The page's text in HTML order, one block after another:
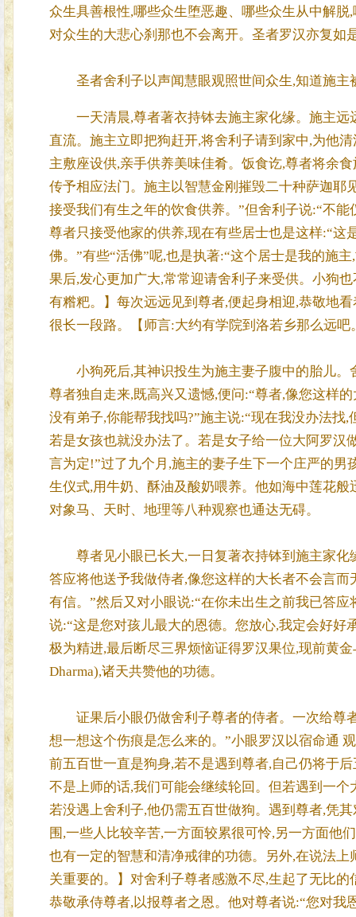
众生具善根性,哪些众生堕恶趣、哪些众生从中解
对众生的大悲心刹那也不会离开。圣者罗汉亦复如
圣者舍利子以声闻慧眼观照世间众生,知道施主
一天清晨,尊者著衣持钵去施主家化缘。施主远
直流。施主立即把狗赶开,将舍利子请到家中,为他
主敷座设供,亲手供养美味佳肴。饭食讫,尊者将余
传予相应法门。施主以智慧金刚摧毁二十种萨迦耶
接受我们有生之年的饮食供养。”但舍利子说:“不
尊者只接受他家的供养,现在有些居士也是这样:“
佛。”有些“活佛”呢,也是执著:“这个居士是我的施
果后,发心更加广大,常常迎请舍利子来受供。小狗
有糌粑。】每次远远见到尊者,便起身相迎,恭敬地
很长一段路。【师言:大约有学院到洛若乡那么远
小狗死后,其神识投生为施主妻子腹中的胎儿。
尊者独自走来,既高兴又遗憾,便问:“尊者,像您这样
没有弟子,你能帮我找吗?”施主说:“现在我没办法
若是女孩也就没办法了。若是女子给一位大阿罗汉
言为定!”过了九个月,施主的妻子生下一个庄严的
生仪式,用牛奶、酥油及酸奶喂养。他如海中莲花
对象马、天时、地理等八种观察也通达无碍。
尊者见小眼已长大,一日复著衣持钵到施主家化
答应将他送予我做侍者,像您这样的大长者不会言
有信。”然后又对小眼说:“在你未出生之前我已答
说:“这是您对孩儿最大的恩德。您放心,我定会好
极为精进,最后断尽三界烦恼证得罗汉果位,现前黄
Dharma),诸天共赞他的功德。
证果后小眼仍做舍利子尊者的侍者。一次给尊
想一想这个伤痕是怎么来的。”小眼罗汉以宿命通
前五百世一直是狗身,若不是遇到尊者,自己仍将于
不是上师的话,我们可能会继续轮回。但若遇到一
若没遇上舍利子,他仍需五百世做狗。遇到尊者,凭
围,一些人比较辛苦,一方面较累很可怜,另一方面他
也有一定的智慧和清净戒律的功德。另外,在说法
关重要的。】对舍利子尊者感激不尽,生起了无比的
恭敬承侍尊者,以报尊者之恩。他对尊者说:“您对